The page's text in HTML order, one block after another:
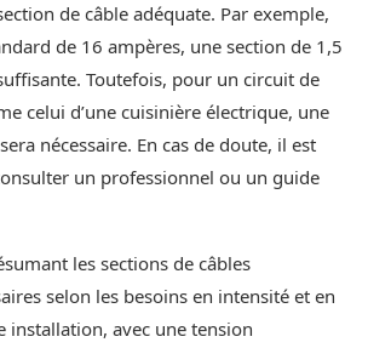
de câble adéquate. Par exemple,
de 16 ampères, une section de 1,5
Toutefois, pour un circuit de
celui d’une cuisinière électrique, une
nécessaire. En cas de doute, il est
un professionnel ou un guide
les sections de câbles
selon les besoins en intensité et en
installation, avec une tension